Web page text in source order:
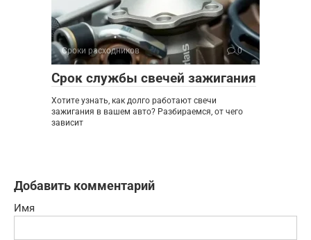
Сроки расходников 0
Срок службы свечей зажигания
Хотите узнать, как долго работают свечи
зажигания в вашем авто? Разбираемся, от чего
зависит
Добавить комментарий
Имя